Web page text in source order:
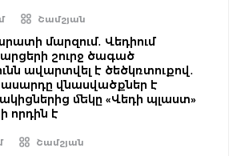
Շամշյան
մարզում․ Վեդիում
շուրջ ծագած
ավարտվել է ծեծկռտուքով․
վնասվածքներ է
մեկը «Վեդի պլաստ»
որդին է
Շամշյան